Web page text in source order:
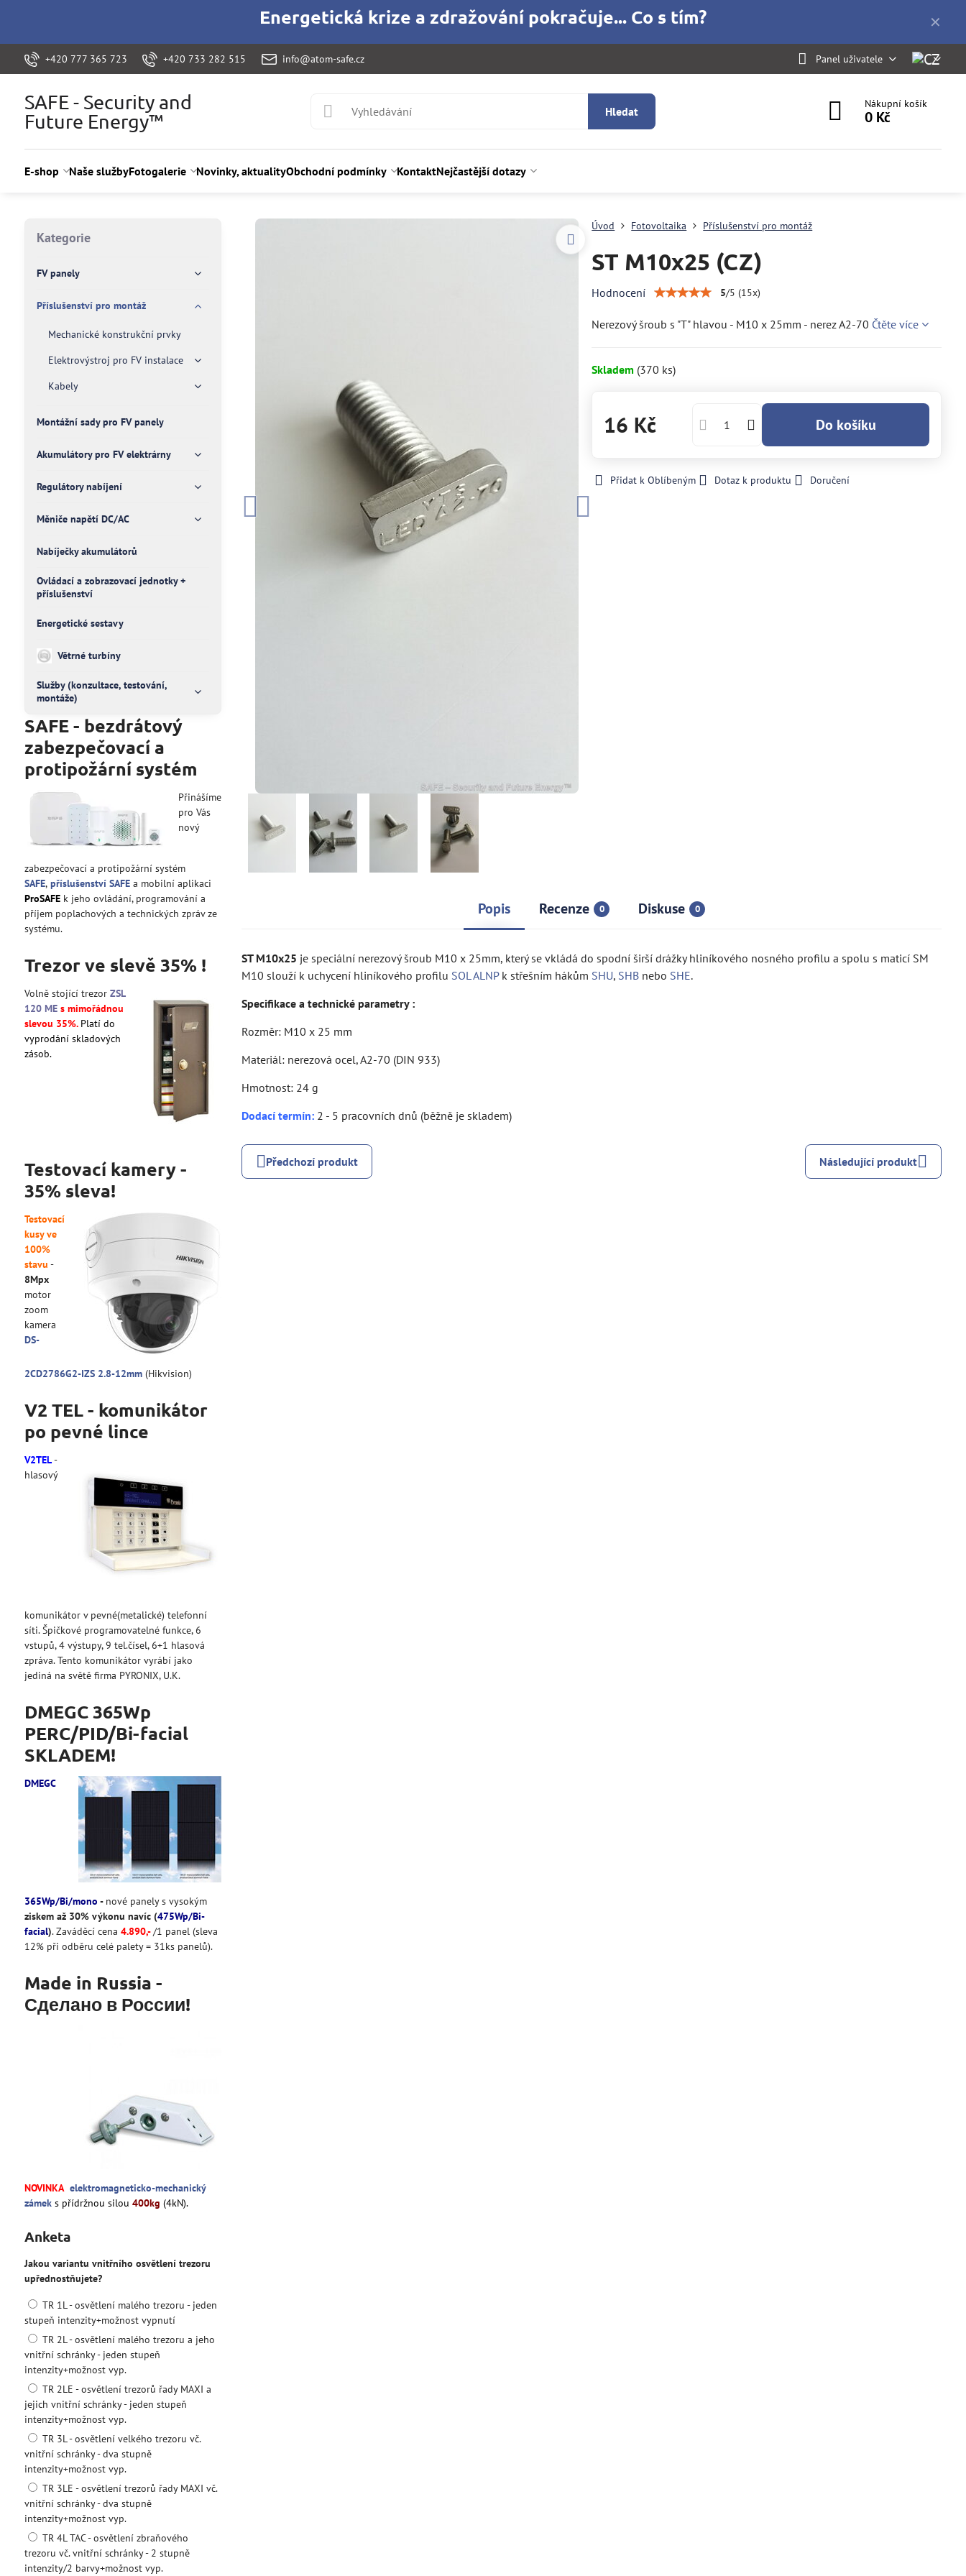
✕
Energetická krize a zdražování pokračuje... Co s tím?
+420 777 365 723 +420 733 282 515 info@atom-safe.cz Panel uživatele
SAFE - Security and
Future Energy™
Hledat
Nákupní košík
0 Kč
E-shop Naše službyFotogalerie Novinky, aktualityObchodní podmínky KontaktNejčastější dotazy
Úvod Fotovoltaika Příslušenství pro montáž
ST M10x25 (CZ)
Hodnocení 5/5 (15x)
Nerezový šroub s "T" hlavou - M10 x 25mm - nerez A2-70 Čtěte více
Skladem (370 ks)
16 Kč Do košíku
Přidat k Oblíbeným Dotaz k produktu Doručení
Popis Recenze 0 Diskuse 0
ST M10x25 je speciální nerezový šroub M10 x 25mm, který se vkládá do spodní širší drážky hliníkového nosného profilu a spolu s maticí SM
M10 slouží k uchycení hliníkového profilu SOL ALNPk střešním hákům SHU, SHB nebo SHE.
Specifikace a technické parametry :
Rozměr: M10 x 25 mm
Materiál: nerezová ocel, A2-70 (DIN 933)
Hmotnost: 24 g
Dodací termín: 2 - 5 pracovních dnů (běžně je skladem)
Předchozí produkt Následující produkt
Kategorie
FV panely
Příslušenství pro montáž
Mechanické konstrukční prvky
Elektrovýstroj pro FV instalace
Kabely
Montážní sady pro FV panely
Akumulátory pro FV elektrárny
Regulátory nabíjení
Měniče napětí DC/AC
Nabíječky akumulátorů
Ovládací a zobrazovací jednotky +
příslušenství
Energetické sestavy
Větrné turbíny
Služby (konzultace, testování,
montáže)
SAFE - bezdrátový
zabezpečovací a
protipožární systém
Přinášíme
pro Vás
nový
zabezpečovací a protipožární systém
SAFE, příslušenství SAFEa mobilní aplikaci
ProSAFEk jeho ovládání, programování a
příjem poplachových a technických zpráv ze
systému.
Trezor ve slevě 35% !
Volně stojící trezor ZSL
120 ME s mimořádnou
slevou 35%. Platí do
vyprodání skladových
zásob.
Testovací kamery -
35% sleva!
Testovací
kusy ve
100%
stavu -
8Mpx
motor
zoom
kamera
DS-
2CD2786G2-IZS 2.8-12mm (Hikvision)
V2 TEL - komunikátor
po pevné lince
V2TEL-
hlasový
komunikátor v pevné(metalické) telefonní
síti. Špičkové programovatelné funkce, 6
vstupů, 4 výstupy, 9 tel.čísel, 6+1 hlasová
zpráva. Tento komunikátor vyrábí jako
jediná na světě firma PYRONIX, U.K.
DMEGC 365Wp
PERC/PID/Bi-facial
SKLADEM!
DMEGC
365Wp/Bi/mono - nové panely s vysokým
ziskem až 30% výkonu navíc (475Wp/Bi-
facial). Zaváděcí cena 4.890,-/1 panel (sleva
12% při odběru celé palety = 31ks panelů).
Made in Russia -
Сделано в России!
NOVINKA elektromagneticko-mechanický
zámek s přídržnou silou 400kg (4kN).
Anketa
Jakou variantu vnitřního osvětlení trezoru
upřednostňujete?
TR 1L - osvětlení malého trezoru - jeden
stupeň intenzity+možnost vypnutí
TR 2L - osvětlení malého trezoru a jeho
vnitřní schránky - jeden stupeň
intenzity+možnost vyp.
TR 2LE - osvětlení trezorů řady MAXI a
jejich vnitřní schránky - jeden stupeň
intenzity+možnost vyp.
TR 3L - osvětlení velkého trezoru vč.
vnitřní schránky - dva stupně
intenzity+možnost vyp.
TR 3LE - osvětlení trezorů řady MAXI vč.
vnitřní schránky - dva stupně
intenzity+možnost vyp.
TR 4L TAC - osvětlení zbraňového
trezoru vč. vnitřní schránky - 2 stupně
intenzity/2 barvy+možnost vyp.